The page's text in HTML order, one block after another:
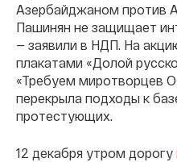
Азербайджаном против
Пашинян не защищает
— заявили в НДП. На
плакатами «Долой
«Требуем миротворцев
перекрыла подходы к
протестующих.
12 декабря утром дорогу